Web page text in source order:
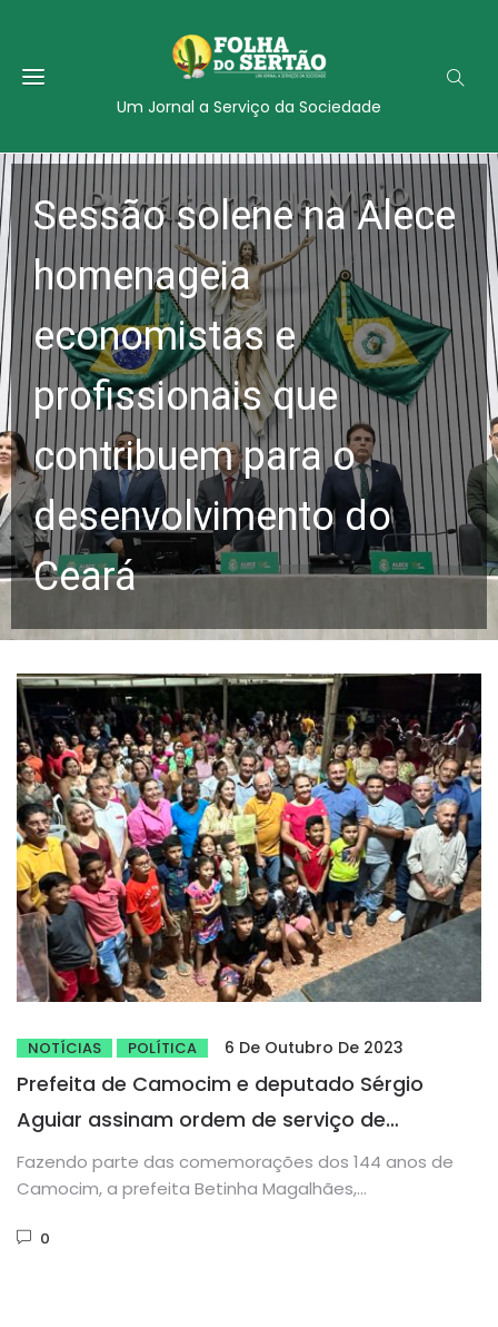
Um Jornal a Serviço da Sociedade
Sessão solene na Alece
homenageia
economistas e
profissionais que
contribuem para o
desenvolvimento do
Ceará
NOTÍCIAS POLÍTICA 6 De Outubro De 2023
Prefeita de Camocim e deputado Sérgio
Aguiar assinam ordem de serviço de
pavimentação do Km04
Fazendo parte das comemorações dos 144 anos de
Camocim, a prefeita Betinha Magalhães,
0